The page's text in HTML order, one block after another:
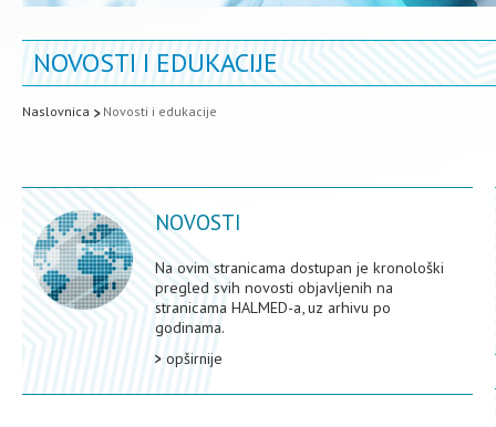
NOVOSTI I EDUKACIJE
Naslovnica Novosti i edukacije
NOVOSTI
Na ovim stranicama dostupan je kronološki
pregled svih novosti objavljenih na
stranicama HALMED-a, uz arhivu po
godinama.
opširnije